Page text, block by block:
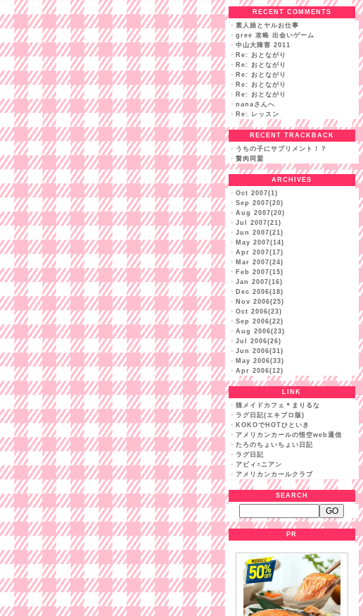
RECENT COMMENTS
・ 素人娘とヤルお仕事
・ gree 攻略 出会いゲーム
・ 中山大障害 2011
・ Re: おとながり
・ Re: おとながり
・ Re: おとながり
・ Re: おとながり
・ Re: おとながり
・ nanaさんへ
・ Re: レッスン
RECENT TRACKBACK
・ うちの子にサプリメント！？
・ 贅肉同盟
ARCHIVES
・ Oct 2007(1)
・ Sep 2007(20)
・ Aug 2007(20)
・ Jul 2007(21)
・ Jun 2007(21)
・ May 2007(14)
・ Apr 2007(17)
・ Mar 2007(24)
・ Feb 2007(15)
・ Jan 2007(16)
・ Dec 2006(18)
・ Nov 2006(25)
・ Oct 2006(23)
・ Sep 2006(22)
・ Aug 2006(23)
・ Jul 2006(26)
・ Jun 2006(31)
・ May 2006(33)
・ Apr 2006(12)
LINK
・ 猫メイドカフェ＊まりるな
・ ラグ日記(エキブロ版)
・ KOKOでHOTひといき
・ アメリカンカールの悟空web通信
・ たろのちょいちょい日記
・ ラグ日記
・ アビィ○ニアン
・ アメリカンカールクラブ
SEARCH
PR